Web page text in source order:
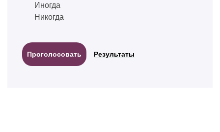
Иногда
Никогда
Результаты